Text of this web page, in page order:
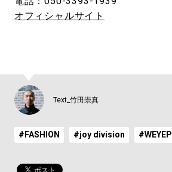
オフィシャルサイト
Text_竹田崇真
#FASHION #joy division #WEYEP